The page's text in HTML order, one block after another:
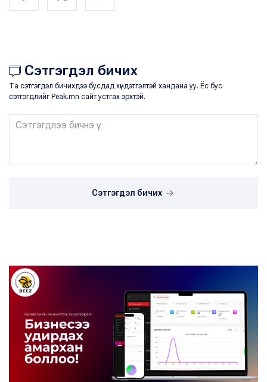
Сэтгэгдэл бичих
Та сэтгэгдэл бичихдээ бусдад хүндэтгэлтэй хандана уу. Ёс бус
сэтгэгдлийг Peak.mn сайт устгах эрхтэй.
Сэтгэгдэл бичих